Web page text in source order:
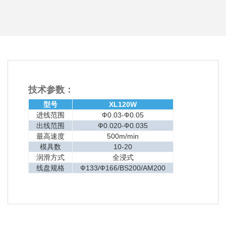
技术参数：
型号
XL120W
进线范围
Ф0.03-Ф0.05
出线范围
Ф0.020-Ф0.035
最高速度
500m/min
模具数
10-20
润滑方式
全浸式
线盘规格
Ф133/Ф166/BS200/AM200